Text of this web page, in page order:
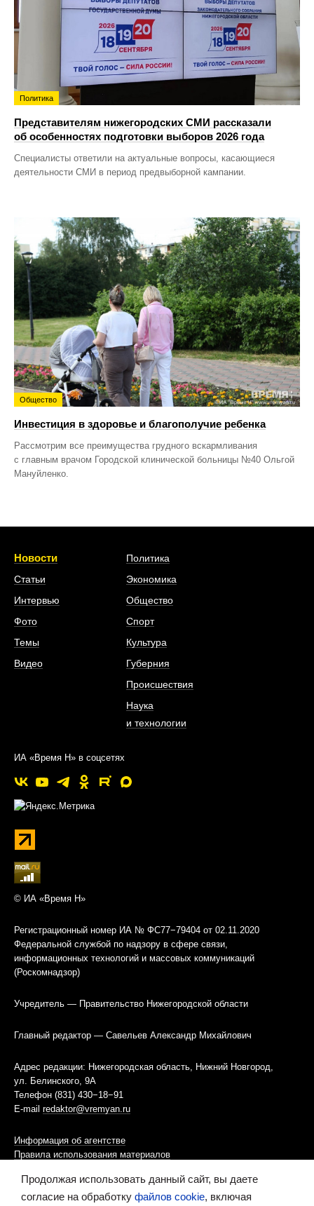
Политика
Представителям нижегородских СМИ рассказали
об особенностях подготовки выборов 2026 года
Специалисты ответили на актуальные вопросы, касающиеся
деятельности СМИ в период предвыборной кампании.
Общество
Инвестиция в здоровье и благополучие ребенка
Рассмотрим все преимущества грудного вскармливания
с главным врачом Городской клинической больницы №40 Ольгой
Мануйленко.
Новости
Статьи
Интервью
Фото
Темы
Видео
Политика
Экономика
Общество
Спорт
Культура
Губерния
Происшествия
Наука
и технологии
ИА «Время Н» в соцсетях
© ИА «Время Н»
Регистрационный номер ИА № ФС77−79404 от 02.11.2020
Федеральной службой по надзору в сфере связи,
информационных технологий и массовых коммуникаций
(Роскомнадзор)
Учредитель — Правительство Нижегородской области
Главный редактор — Савельев Александр Михайлович
Адрес редакции: Нижегородская область, Нижний Новгород,
ул. Белинского, 9А
Телефон (831) 430−18−91
E-mail redaktor@vremyan.ru
Информация об агентстве
Правила использования материалов
Информационная политика использования «cookies»-файлов
Продолжая использовать данный сайт, вы даете
согласие на обработку файлов cookie, включая